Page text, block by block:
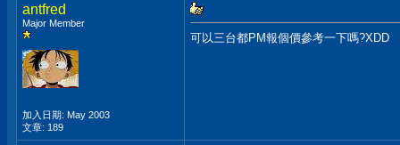
antfred
Major Member
加入日期: May 2003
文章: 189
可以三台都PM報個價參考一下嗎?XDD